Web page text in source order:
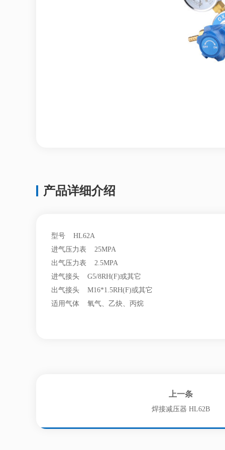
产品详细介绍
型号 HL62A
进气压力表 25MPA
出气压力表 2.5MPA
进气接头 G5/8RH(F)或其它
出气接头 M16*1.5RH(F)或其它
适用气体 氧气、乙炔、丙烷
上一条
焊接减压器 HL62B